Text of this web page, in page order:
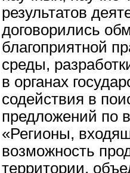
результатов
договорились
благоприятной
среды,
в органах
содействия в
предложений по
«Регионы,
возможность
территории,